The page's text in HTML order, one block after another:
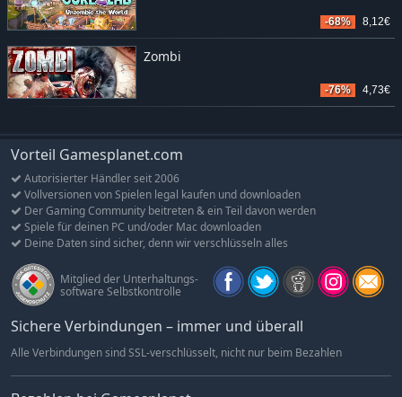
-68% 8,12€
Zombi
-76% 4,73€
Vorteil Gamesplanet.com
Autorisierter Händler seit 2006
Vollversionen von Spielen legal kaufen und downloaden
Der Gaming Community beitreten & ein Teil davon werden
Spiele für deinen PC und/oder Mac downloaden
Deine Daten sind sicher, denn wir verschlüsseln alles
Mitglied der Unterhaltungs-
software Selbstkontrolle
Sichere Verbindungen – immer und überall
Alle Verbindungen sind SSL-verschlüsselt, nicht nur beim Bezahlen